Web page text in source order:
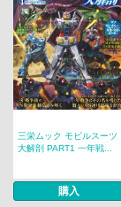
三栄ムック モビルスーツ
大解剖 PART1 一年戦...
購入